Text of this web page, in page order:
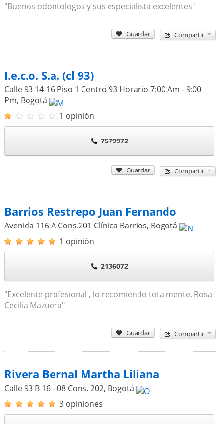
"Buenos odontologos y sus especialista excelentes"
Guardar Compartir
I.e.c.o. S.a. (cl 93)
Calle 93 14-16 Piso 1 Centro 93 Horario 7:00 Am - 9:00
Pm, Bogotá
1 opinión
7579972
Guardar Compartir
Barrios Restrepo Juan Fernando
Avenida 116 A Cons.201 Clínica Barrios, Bogotá
1 opinión
2136072
"Excelente profesional , lo recomiendo totalmente. Rosa
Cecilia Mazuera"
Guardar Compartir
Rivera Bernal Martha Liliana
Calle 93 B 16 - 08 Cons. 202, Bogotá
3 opiniones